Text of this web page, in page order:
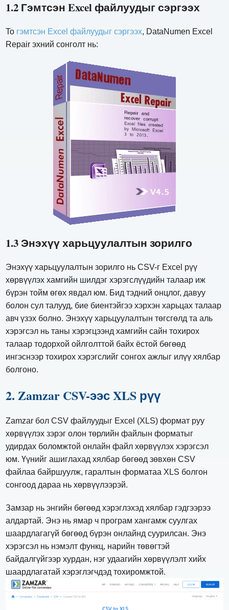
1.2 Гэмтсэн Excel файлуудыг сэргээх
To гэмтсэн Excel файлуудыг сэргээх, DataNumen Excel
Repair эхний сонголт нь:
1.3 Энэхүү харьцуулалтын зорилго
Энэхүү харьцуулалтын зорилго нь CSV-г Excel рүү
хөрвүүлэх хамгийн шилдэг хэрэгслүүдийн талаар иж
бүрэн тойм өгөх явдал юм. Бид тэдний онцлог, давуу
болон сул талууд, бие биентэйгээ хэрхэн харьцах талаар
авч үзэх болно. Энэхүү харьцуулалтын төгсгөлд та аль
хэрэгсэл нь таны хэрэгцээнд хамгийн сайн тохирох
талаар тодорхой ойлголттой байх ёстой бөгөөд
ингэснээр тохирох хэрэгслийг сонгох ажлыг илүү хялбар
болгоно.
2. Zamzar CSV-ээс XLS рүү
Zamzar бол CSV файлуудыг Excel (XLS) формат руу
хөрвүүлэх зэрэг олон төрлийн файлын форматыг
удирдах боломжтой онлайн файл хөрвүүлэх хэрэгсэл
юм. Үүнийг ашиглахад хялбар бөгөөд зөвхөн CSV
файлаа байршуулж, гаралтын форматаа XLS болгон
сонгоод дараа нь хөрвүүлээрэй.
Замзар нь энгийн бөгөөд хэрэглэхэд хялбар гэдгээрээ
алдартай. Энэ нь ямар ч програм хангамж суулгах
шаардлагагүй бөгөөд бүрэн онлайнд суурилсан. Энэ
хэрэгсэл нь нэмэлт функц, нарийн төвөгтэй
байдалгүйгээр хурдан, нэг удаагийн хөрвүүлэлт хийх
шаардлагатай хэрэглэгчдэд тохиромжтой.